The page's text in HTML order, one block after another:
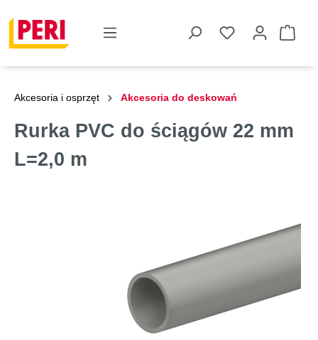
Akcesoria i osprzęt Akcesoria do deskowań
Rurka PVC do ściągów 22 mm
L=2,0 m